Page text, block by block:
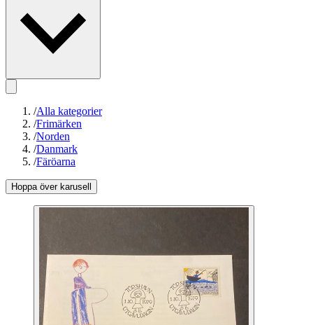
/Alla kategorier
/Frimärken
/Norden
/Danmark
/Färöarna
Hoppa över karusell